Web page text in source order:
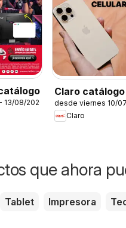
08/2026
Claro catálogo
desde viernes 10/
Claro
que ahora
Tablet Impresora